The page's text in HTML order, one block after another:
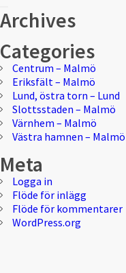
efter:
Sök
Archives
Categories
Centrum – Malmö
Eriksfält – Malmö
Lund, östra torn – Lund
Slottsstaden – Malmö
Värnhem – Malmö
Västra hamnen – Malmö
Meta
Logga in
Flöde för inlägg
Flöde för kommentarer
WordPress.org